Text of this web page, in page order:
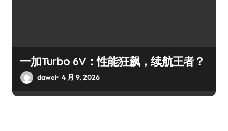
一加Turbo 6V：性能狂飙，续航王者？
dawei 4 月 9, 2026